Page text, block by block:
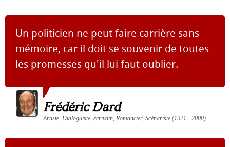
Un politicien ne peut faire carrière sans
mémoire, car il doit se souvenir de toutes
les promesses qu'il lui faut oublier.
Frédéric Dard
Artiste, Dialoguiste, écrivain, Romancier, Scénariste (1921 - 2000)